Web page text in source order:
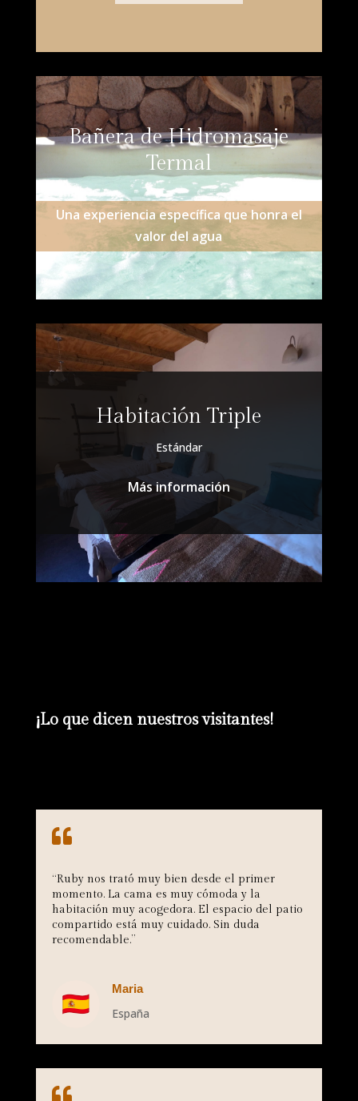
Bañera de Hidromasaje
Termal
Una experiencia específica que honra el
valor del agua
Habitación Triple
Estándar
Más información
¡Lo que dicen nuestros visitantes!

“Ruby nos trató muy bien desde el primer
momento. La cama es muy cómoda y la
habitación muy acogedora. El espacio del patio
compartido está muy cuidado. Sin duda
recomendable.”
Maria
España
